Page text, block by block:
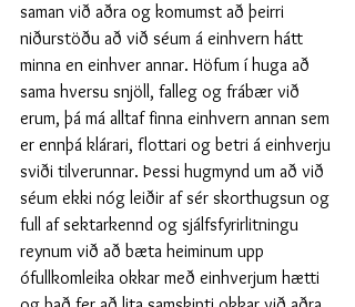
saman við aðra og komumst að þeirri
niðurstöðu að við séum á einhvern hátt
minna en einhver annar. Höfum í huga að
sama hversu snjöll, falleg og frábær við
erum, þá má alltaf finna einhvern annan sem
er ennþá klárari, flottari og betri á einhverju
sviði tilverunnar. Þessi hugmynd um að við
séum ekki nóg leiðir af sér skorthugsun og
full af sektarkennd og sjálfsfyrirlitningu
reynum við að bæta heiminum upp
ófullkomleika okkar með einhverjum hætti